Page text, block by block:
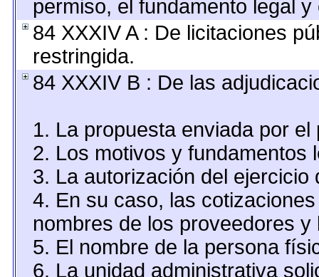
permiso, el fundamento legal
84 XXXIV A : De licitaciones
restringida.
84 XXXIV B : De las
1. La propuesta enviada por el
2. Los motivos y fundamentos
3. La autorización del ejercicio
4. En su caso, las
nombres de los proveedores y
5. El nombre de la persona
6. La unidad administrativa